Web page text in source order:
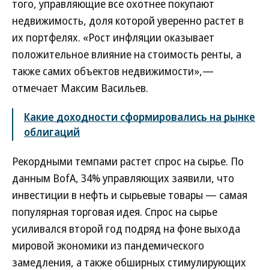
того, управляющие все охотнее покупают
недвижимость, доля которой уверенно растет в
их портфелях. «Рост инфляции оказывает
положительное влияние на стоимость ренты, а
также самих объектов недвижимости»,—
отмечает Максим Васильев.
Какие доходности сформировались на рынке
облигаций
Рекордными темпами растет спрос на сырье. По
данным BofA, 34% управляющих заявили, что
инвестиции в нефть и сырьевые товары — самая
популярная торговая идея. Спрос на сырье
усиливался второй год подряд на фоне выхода
мировой экономики из пандемического
замедления, а также обширных стимулирующих